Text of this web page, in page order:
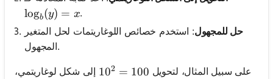
\log_b(y) = x
logb(y) = x.
حل للمجهول: استخدم خصائص اللوغاريتمات لحل المتغير
المجهول.
على سبيل المثال، لتحويل10^2 = 100
102 = 100
إلى شكل لوغاريتمي،